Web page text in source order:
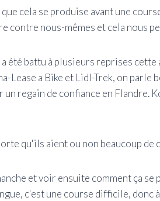
cela se produise avant une
contre nous-mêmes et cela nous
été battu à plusieurs reprises
Lease a Bike et Lidl-Trek, on parle
regain de confiance en Flandre.
qu'ils aient ou non beaucoup de
et voir ensuite comment ça se
c'est une course difficile, donc